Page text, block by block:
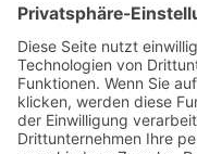
vor 2 Monaten